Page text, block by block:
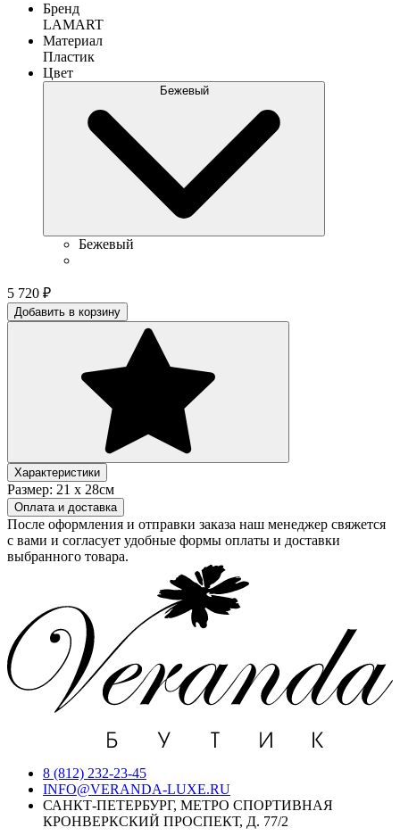
Бренд
LAMART
Материал
Пластик
Цвет
Бежевый
Бежевый
5 720 ₽
Добавить в корзину
Характеристики
Размер: 21 х 28см
Оплата и доставка
После оформления и отправки заказа наш менеджер свяжется
с вами и согласует удобные формы оплаты и доставки
выбранного товара.
8 (812) 232-23-45
INFO@VERANDA-LUXE.RU
САНКТ-ПЕТЕРБУРГ, МЕТРО СПОРТИВНАЯ
КРОНВЕРКСКИЙ ПРОСПЕКТ, Д. 77/2